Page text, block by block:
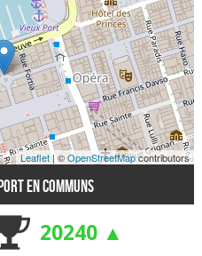
Leaflet| ©OpenStreetMapcontributors
en communs
20240 ▲